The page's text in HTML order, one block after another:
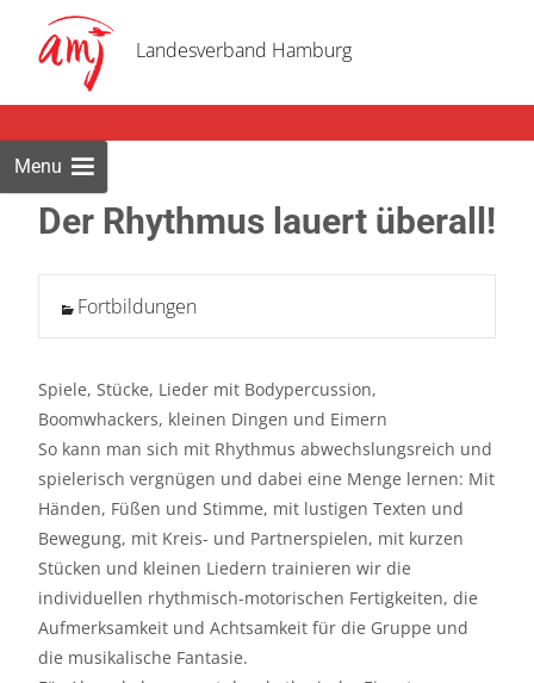
Landesverband Hamburg
Menu
Der Rhythmus lauert überall!
Fortbildungen
Spiele, Stücke, Lieder mit Bodypercussion,
Boomwhackers, kleinen Dingen und Eimern
So kann man sich mit Rhythmus abwechslungsreich und
spielerisch vergnügen und dabei eine Menge lernen: Mit
Händen, Füßen und Stimme, mit lustigen Texten und
Bewegung, mit Kreis- und Partnerspielen, mit kurzen
Stücken und kleinen Liedern trainieren wir die
individuellen rhythmisch-motorischen Fertigkeiten, die
Aufmerksamkeit und Achtsamkeit für die Gruppe und
die musikalische Fantasie.